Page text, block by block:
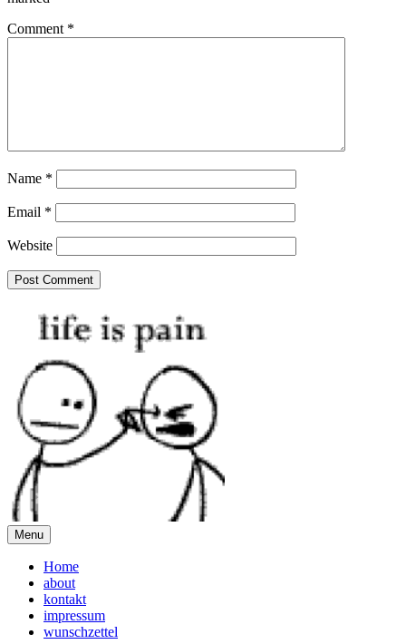
Comment *
Name *
Email *
Website
Menu
Home
about
kontakt
impressum
wunschzettel